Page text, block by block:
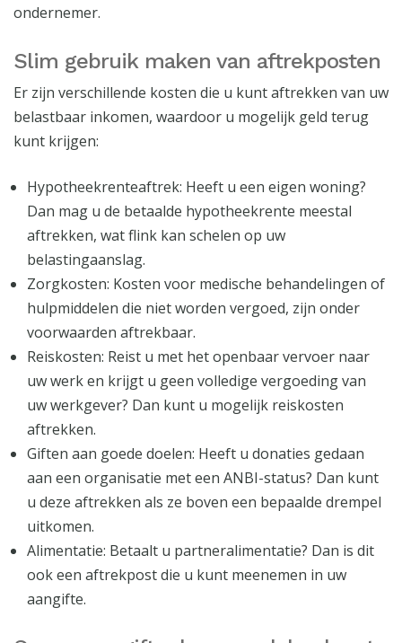
ondernemer.
Slim gebruik maken van aftrekposten
Er zijn verschillende kosten die u kunt aftrekken van uw
belastbaar inkomen, waardoor u mogelijk geld terug
kunt krijgen:
Hypotheekrenteaftrek: Heeft u een eigen woning?
Dan mag u de betaalde hypotheekrente meestal
aftrekken, wat flink kan schelen op uw
belastingaanslag.
Zorgkosten: Kosten voor medische behandelingen of
hulpmiddelen die niet worden vergoed, zijn onder
voorwaarden aftrekbaar.
Reiskosten: Reist u met het openbaar vervoer naar
uw werk en krijgt u geen volledige vergoeding van
uw werkgever? Dan kunt u mogelijk reiskosten
aftrekken.
Giften aan goede doelen: Heeft u donaties gedaan
aan een organisatie met een ANBI-status? Dan kunt
u deze aftrekken als ze boven een bepaalde drempel
uitkomen.
Alimentatie: Betaalt u partneralimentatie? Dan is dit
ook een aftrekpost die u kunt meenemen in uw
aangifte.